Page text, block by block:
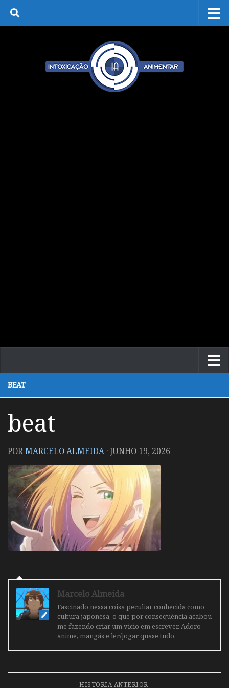
Skip to content
BEAT
beat
PORMARCELO ALMEIDA ·JUNHO 19, 2026
Marcelo Almeida
Fascinado nessa coisa peculiar conhecida como
cultura japonesa, o que por consequência acabou
me fazendo criar um vicio em escrever. Adoro
anime, mangás e ler/jogar quase tudo.
HISTÓRIA ANTERIOR